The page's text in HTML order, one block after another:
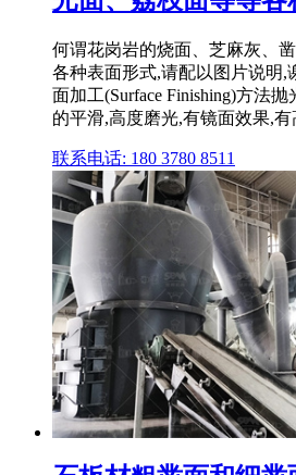
何谓花岗岩的烧面、芝麻灰、
各种表面形式,请配以图片说明,
面加工(Surface Finishing)方法抛
的平滑,高度磨光,有镜面效果,有
联系电话: 180 3780 8511